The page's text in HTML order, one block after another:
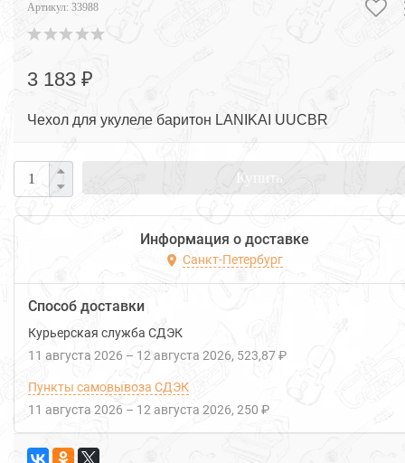
Артикул: 33988
3 183 ₽
Чехол для укулеле баритон LANIKAI UUCBR
Купить
Информация о доставке
Санкт-Петербург
Способ доставки
Курьерская служба СДЭК
11 августа 2026 – 12 августа 2026 523,87 ₽
Пункты самовывоза СДЭК
11 августа 2026 – 12 августа 2026 250 ₽